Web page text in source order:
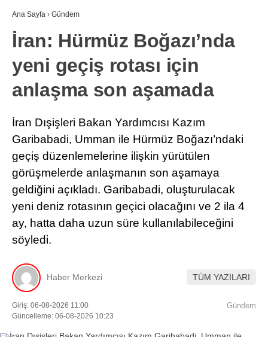
Ana Sayfa › Gündem
İran: Hürmüz Boğazı’nda
yeni geçiş rotası için
anlaşma son aşamada
İran Dışişleri Bakan Yardımcısı Kazım
Garibabadi, Umman ile Hürmüz Boğazı’ndaki
geçiş düzenlemelerine ilişkin yürütülen
görüşmelerde anlaşmanın son aşamaya
geldiğini açıkladı. Garibabadi, oluşturulacak
yeni deniz rotasının geçici olacağını ve 2 ila 4
ay, hatta daha uzun süre kullanılabileceğini
söyledi.
Haber Merkezi TÜM YAZILARI
Giriş: 06-08-2026 11:00
Güncelleme: 06-08-2026 10:23
Gündem